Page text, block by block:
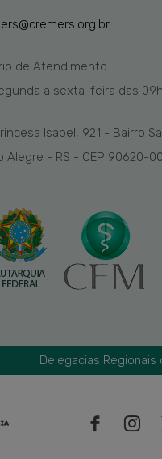
de Atendimento:
a sexta-feira das 09h
Isabel, 921 - Bairro
Alegre - RS - CEP 90620-
Delegacias Regionais